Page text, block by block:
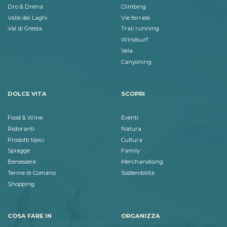
Dro & Drena
Valle dei Laghi
Val di Gresta
Climbing
Vie ferrate
Trail running
Windsurf
Vela
Canyoning
DOLCE VITA
Food & Wine
Ristoranti
Prodotti tipici
Spiagge
Benessere
Terme di Comano
Shopping
SCOPRI
Eventi
Natura
Cultura
Family
Merchandising
Sostenibilità
COSA FARE IN ORGANIZZA